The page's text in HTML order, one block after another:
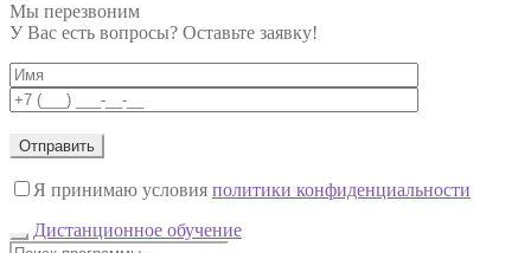
Мы перезвоним
У Вас есть вопросы? Оставьте заявку!
Я принимаю условия политики конфиденциальности
Дистанционное обучение